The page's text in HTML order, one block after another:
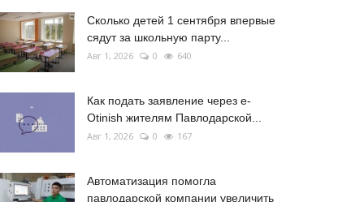
Сколько детей 1 сентября впервые
сядут за школьную парту...
Авг 1, 2026 0 640
Как подать заявление через e-
Otinish жителям Павлодарской...
Авг 1, 2026 0 167
Автоматизация помогла
павлодарской компании увеличить